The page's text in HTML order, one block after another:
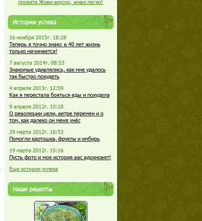
проекта Живи вкусно, живи легко!
Истории успеха
16 ноября 2015г. 18:28
Теперь я точно знаю: в 40 лет жизнь
только начинается!
7 августа 2014г. 08:53
Знакомые удивлялись, как мне удалось
так быстро похудеть
4 апреля 2013г. 12:59
Как я перестала бояться еды и похудела
9 апреля 2012г. 10:18
О революции цели, ветре перемен и о
том, как далеко он меня унёс
29 марта 2012г. 16:53
Помогли картошка, фрукты и имбирь
19 марта 2012г. 15:16
Пусть фото и моя история вас вдохновят!
Еще истории успеха
Наши рецепты